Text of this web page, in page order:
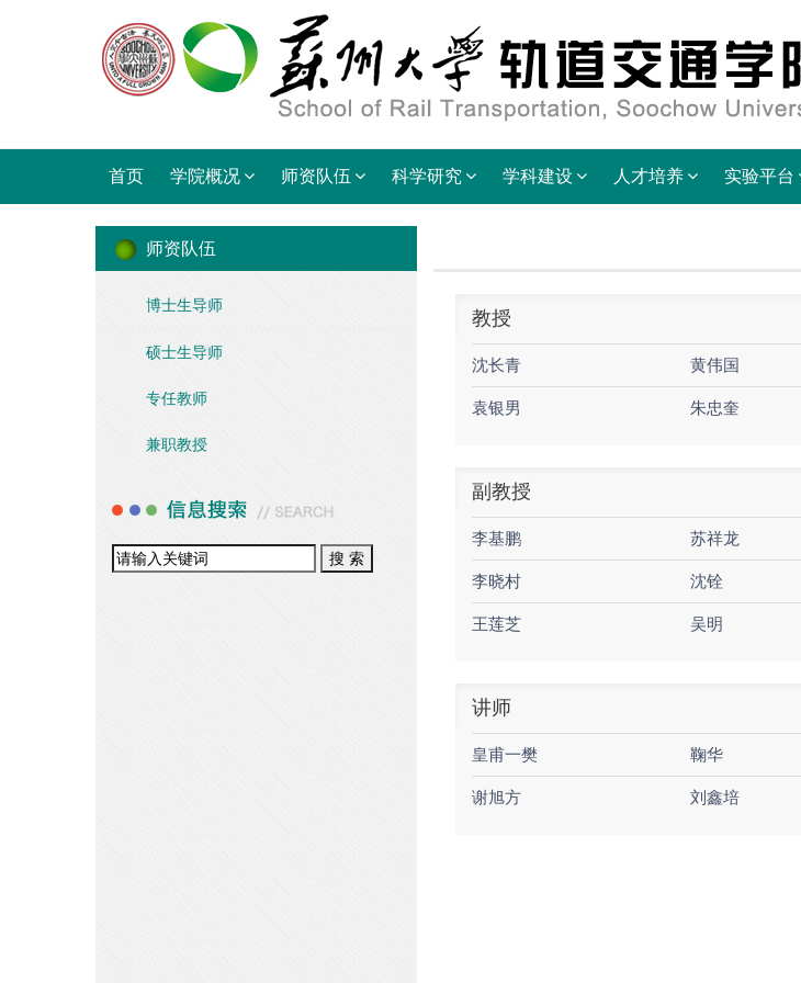
首页 学院概况 师资队伍 科学研究 学科建设 人才培养 实验平台
师资队伍
博士生导师
硕士生导师
专任教师
兼职教授
教授
沈长青 黄伟国
袁银男 朱忠奎
副教授
李基鹏 苏祥龙
李晓村 沈铨
王莲芝 吴明
讲师
皇甫一樊 鞠华
谢旭方 刘鑫培